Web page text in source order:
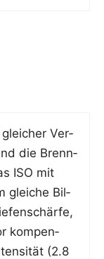
glei­cher Ver­
die Brenn­
ISO mit
glei­che Bil­
kom­pen­
(2.8